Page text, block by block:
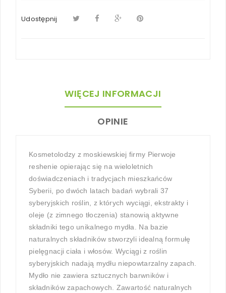
Udostępnij
WIĘCEJ INFORMACJI
OPINIE
Kosmetolodzy z moskiewskiej firmy Pierwoje
reshenie opierając się na wieloletnich
doświadczeniach i tradycjach mieszkańców
Syberii
po dwóch latach badań wybrali 37
syberyjskich roślin, z których wyciągi, ekstrakty i
oleje (z zimnego tłoczenia) stanowią aktywne
składniki tego unikalnego mydła.
Na bazie
naturalnych składników stworzyli idealną formułę
pielęgnacji ciała i włosów. Wyciągi z roślin
syberyjskich nadają mydłu niepowtarzalny zapach.
Mydło nie zawiera sztucznych barwników i
składników zapachowych. Zawartość naturalnych